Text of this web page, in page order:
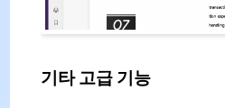
기타 고급 기능